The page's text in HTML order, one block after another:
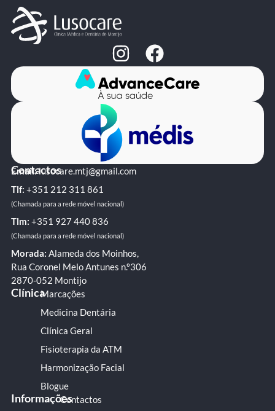
Contactos
Email:lusocare.mtj@gmail.com
Tlf: +351 ‭212 311 861‬
(Chamada para a rede móvel nacional)
Tlm: +351 ‭927 440 836
(Chamada para a rede móvel nacional)
Morada: Alameda dos Moinhos,
Rua Coronel Melo Antunes n.º306
2870-052 Montijo
ClínicaMarcações
Medicina Dentária
Clínica Geral
Fisioterapia da ATM
Harmonização Facial
Blogue
InformaçõesContactos